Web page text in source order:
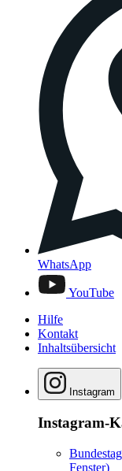
WhatsApp
YouTube
Hilfe
Kontakt
Inhaltsübersicht
Instagram
Instagram-
Bundestag
Fenster)